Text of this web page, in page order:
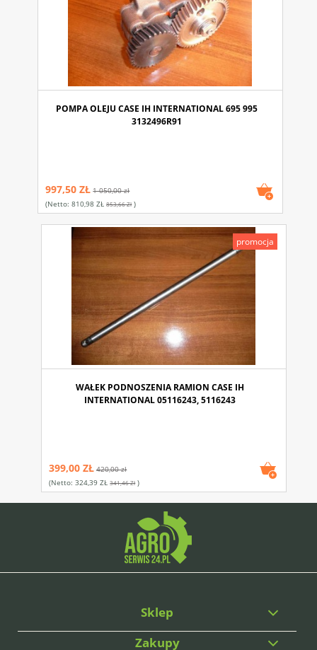
POMPA OLEJU CASE IH INTERNATIONAL 695 995
3132496R91
997,50 ZŁ 1 050,00 zł
(netto:810,98 ZŁ 853,66 Zł)
WAŁEK PODNOSZENIA RAMION CASE IH
INTERNATIONAL 05116243, 5116243
399,00 ZŁ 420,00 zł
(netto:324,39 ZŁ 341,46 Zł)
promocja
Sklep
Zakupy